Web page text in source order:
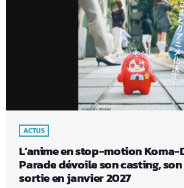
ACTUS
L’anime en stop-motion
Parade dévoile son casting,
sortie en janvier 2027